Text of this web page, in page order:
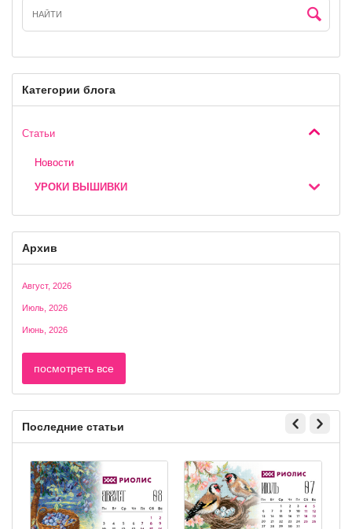
Категории блога
Статьи
Новости
УРОКИ ВЫШИВКИ
Архив
Август, 2026
Июль, 2026
Июнь, 2026
посмотреть все
Последние статьи